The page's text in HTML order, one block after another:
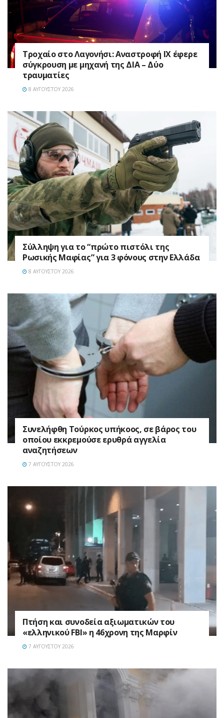
Τροχαίο στο Λαγονήσι: Αναστροφή ΙΧ έφερε
σύγκρουση με μηχανή της ΔΙΑ – Δύο
τραυματίες
8 ΑΥΓΟΎΣΤΟΥ 2026
Σύλληψη για το “πρώτο πιστόλι της
Ρωσικής Μαφίας” για 3 φόνους στην Ελλάδα
8 ΑΥΓΟΎΣΤΟΥ 2026
Συνελήφθη Τούρκος υπήκοος, σε βάρος του
οποίου εκκρεμούσε ερυθρά αγγελία
αναζητήσεων
7 ΑΥΓΟΎΣΤΟΥ 2026
Πτήση και συνοδεία αξιωματικών του
«ελληνικού FBI» η 46χρονη της Μαρφίν
7 ΑΥΓΟΎΣΤΟΥ 2026